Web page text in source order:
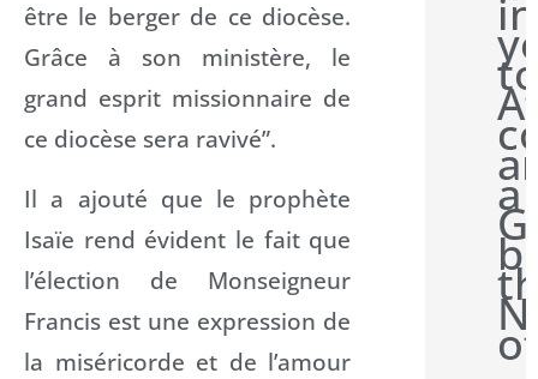
être le berger de ce diocèse.
Grâce à son ministère, le
grand esprit missionnaire de
ce diocèse sera ravivé”.
Il a ajouté que le prophète
Isaïe rend évident le fait que
l’élection de Monseigneur
Francis est une expression de
la miséricorde et de l’amour
a